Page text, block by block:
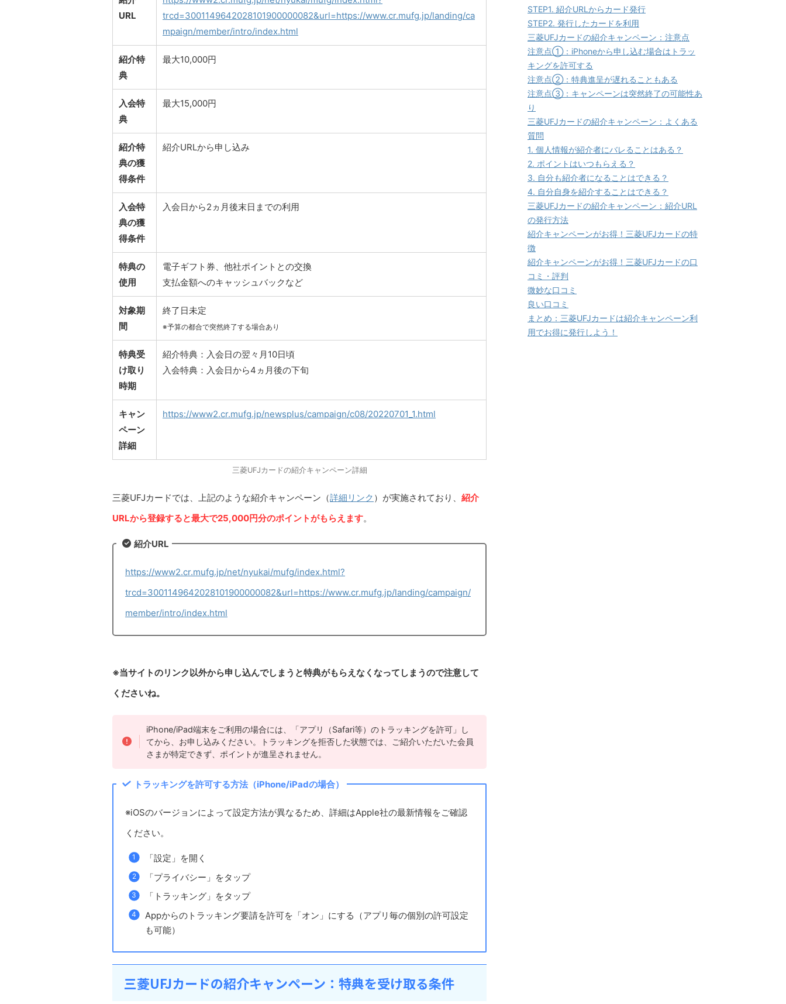
URL
trcd=3001149642028101900000082&url=https://www.cr.mufg.jp/landing/ca
mpaign/member/intro/index.html
紹介特
典
最大10,000円
入会特
典
最大15,000円
紹介特
典の獲
得条件
紹介URLから申し込み
入会特
典の獲
得条件
入会日から2ヵ月後末日までの利用
特典の
使用
電子ギフト券、他社ポイントとの交換
支払金額へのキャッシュバックなど
対象期
間
終了日未定
※予算の都合で突然終了する場合あり
特典受
け取り
時期
紹介特典：入会日の翌々月10日頃
入会特典：入会日から4ヵ月後の下旬
キャン
ペーン
詳細
https://www2.cr.mufg.jp/newsplus/campaign/c08/20220701_1.html
三菱UFJカードの紹介キャンペーン詳細
三菱UFJカードでは、上記のような紹介キャンペーン（詳細リンク ）が実施されており、 紹介
URLから登録すると最大で25,000円分のポイントがもらえます。
紹介URL
https://www2.cr.mufg.jp/net/nyukai/mufg/index.html?
trcd=3001149642028101900000082&url=https://www.cr.mufg.jp/landing/campaign/
member/intro/index.html
※当サイトのリンク以外から申し込んでしまうと特典がもらえなくなってしまうので注意して
くださいね。
iPhone/iPad端末をご利用の場合には、「アプリ（Safari等）のトラッキングを許可」し
てから、お申し込みください。トラッキングを拒否した状態では、ご紹介いただいた会員
さまが特定できず、ポイントが進呈されません。
トラッキングを許可する方法（iPhone/iPadの場合）
※iOSのバージョンによって設定方法が異なるため、詳細はApple社の最新情報をご確認
ください。
「設定」を開く
「プライバシー」をタップ
「トラッキング」をタップ
Appからのトラッキング要請を許可を「オン」にする（アプリ毎の個別の許可設定
も可能）
三菱UFJカードの紹介キャンペーン：特典を受け取る条件
STEP1. 紹介URLからカード発行
STEP2. 発行したカードを利用
三菱UFJカードの紹介キャンペーン：注意点
注意点①：iPhoneから申し込む場合はトラッ
キングを許可する
注意点②：特典進呈が遅れることもある
注意点③：キャンペーンは突然終了の可能性あ
り
三菱UFJカードの紹介キャンペーン：よくある
質問
1. 個人情報が紹介者にバレることはある？
2. ポイントはいつもらえる？
3. 自分も紹介者になることはできる？
4. 自分自身を紹介することはできる？
三菱UFJカードの紹介キャンペーン：紹介URL
の発行方法
紹介キャンペーンがお得！三菱UFJカードの特
徴
紹介キャンペーンがお得！三菱UFJカードの口
コミ・評判
微妙な口コミ
良い口コミ
まとめ：三菱UFJカードは紹介キャンペーン利
用でお得に発行しよう！